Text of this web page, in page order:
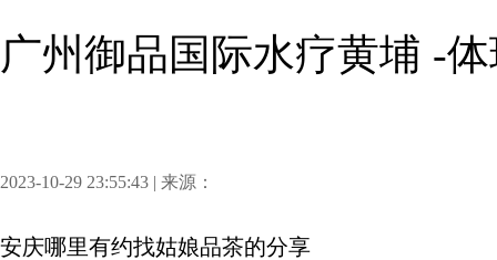
广州御品国际水疗黄埔 -
2023-10-29 23:55:43 | 来源：
安庆哪里有约找姑娘品茶的分享